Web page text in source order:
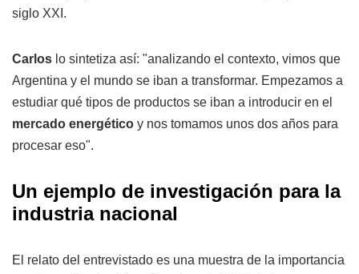
siglo XXI.
Carlos lo sintetiza así: "analizando el contexto, vimos que
Argentina y el mundo se iban a transformar. Empezamos a
estudiar qué tipos de productos se iban a introducir en el
mercado energético y nos tomamos unos dos años para
procesar eso".
Un ejemplo de investigación para la
industria nacional
El relato del entrevistado es una muestra de la importancia